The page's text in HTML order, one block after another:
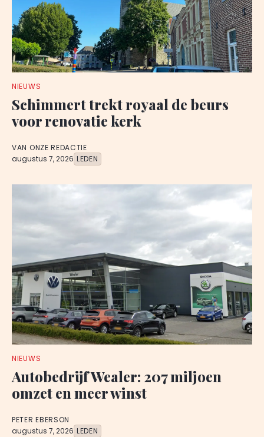
NIEUWS
Schimmert trekt royaal de beurs
voor renovatie kerk
VAN ONZE REDACTIE
augustus 7, 2026 LEDEN
NIEUWS
Autobedrijf Wealer: 207 miljoen
omzet en meer winst
PETER EBERSON
augustus 7, 2026 LEDEN